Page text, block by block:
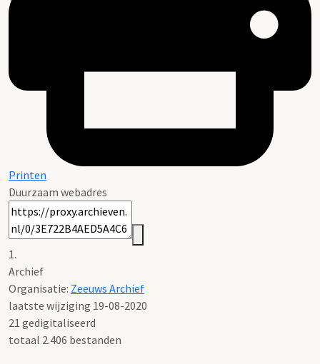
Printen
Duurzaam webadres
1.
Archief
Organisatie: Zeeuws Archief
laatste wijziging 19-08-2020
21 gedigitaliseerd
totaal 2.406 bestanden